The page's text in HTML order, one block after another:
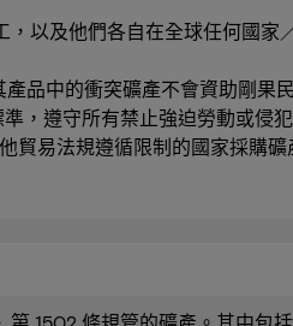
以及他們各自在全球任何國家
品中的衝突礦產不會資助剛果
，遵守所有禁止強迫勞動或侵
貿易法規遵循限制的國家採購礦